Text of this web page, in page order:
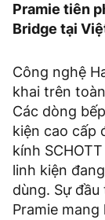
Pramie tiên
Bridge tại
Công nghệ
khai trên
Các dòng
kiện cao cấp
kính
linh kiện
dùng. Sự
Pramie